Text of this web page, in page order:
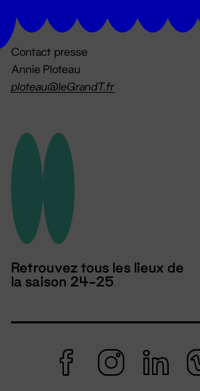
Contact presse
Annie Ploteau
ploteau@leGrandT.fr
Retrouvez tous les lieux de
la saison 24-25